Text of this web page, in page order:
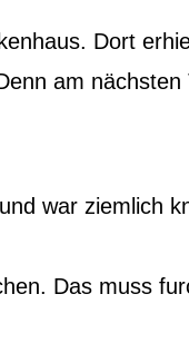
Dort
am
war ziemlich
Das muss